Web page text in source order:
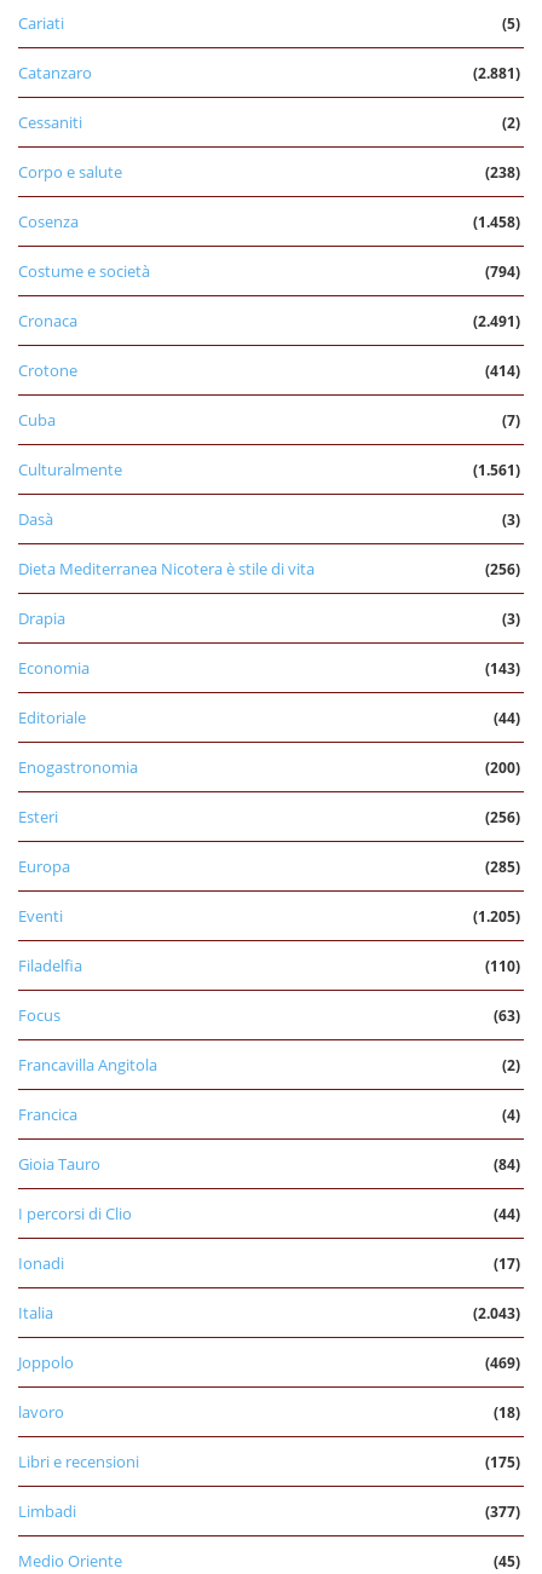
Cariati (5)
Catanzaro (2.881)
Cessaniti (2)
Corpo e salute (238)
Cosenza (1.458)
Costume e società (794)
Cronaca (2.491)
Crotone (414)
Cuba (7)
Culturalmente (1.561)
Dasà (3)
Dieta Mediterranea Nicotera è stile di vita (256)
Drapia (3)
Economia (143)
Editoriale (44)
Enogastronomia (200)
Esteri (256)
Europa (285)
Eventi (1.205)
Filadelfia (110)
Focus (63)
Francavilla Angitola (2)
Francica (4)
Gioia Tauro (84)
I percorsi di Clio (44)
Ionadi (17)
Italia (2.043)
Joppolo (469)
lavoro (18)
Libri e recensioni (175)
Limbadi (377)
Medio Oriente (45)